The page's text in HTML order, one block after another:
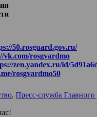
50.rosguard.gov.ru/
vk.com/rosgvardmo
zen.yandex.ru/id/
rosgvardmo50
, Пресс-служба